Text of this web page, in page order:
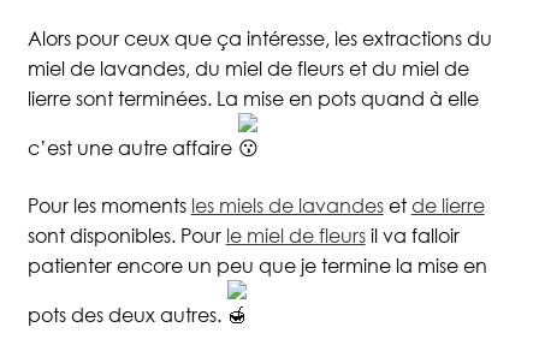
Alors pour ceux que ça intéresse, les extractions du
miel de lavandes, du miel de fleurs et du miel de
lierre sont terminées. La mise en pots quand à elle
c’est une autre affaire
Pour les moments les miels de lavandesetde lierre
sont disponibles. Pour le miel de fleursil va falloir
patienter encore un peu que je termine la mise en
pots des deux autres.